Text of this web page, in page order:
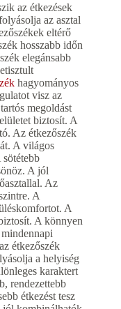
az étkezések
az asztal
eltérő
hosszabb időn
elegánsabb
hagyományos
visz az
megoldást
biztosít. A
Az étkezőszék
A világos
sötétebb
A jól
Az
A
A
A könnyen
étkezőszék
a helyiség
karaktert
rendezettebb
étkezést tesz